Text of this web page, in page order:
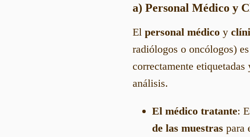
a) Personal Médico y
El personal médico y
radiólogos o oncólogos)
correctamente
análisis.
El médico tratante:
de las muestras para